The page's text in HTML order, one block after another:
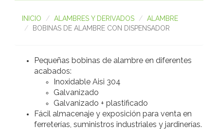
INICIO ALAMBRES Y DERIVADOS
ALAMBRE
BOBINAS DE ALAMBRE CON DISPENSADOR
Pequeñas bobinas de alambre en diferentes
acabados:
Inoxidable Aisi 304
Galvanizado
Galvanizado + plastificado
Fácil almacenaje y exposición para venta en
ferreterías, suministros industriales y jardinerías.